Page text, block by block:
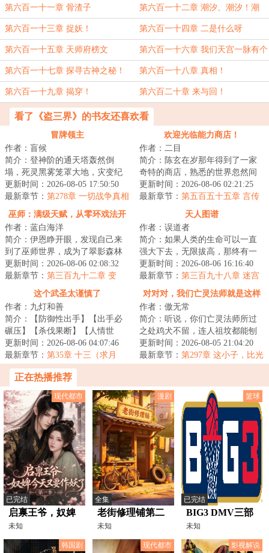
第六百一十一章 骨渣子 第六百一十二章 潮汐、潮汐！潮
汐！！！
第六百一十三章 捉妖！ 第六百一十四章 二是什么呀
第六百一十五章 天师府榜文 第六百一十六章 我们天宫一脉有个
传统
第六百一十七章 探寻古神之秘！ 第六百一十八章 真相！
第六百一十九章 揭穿！ 第六百二十章 来与回！
看了《盗三界》的书友还喜欢看
冒牌领主
作者：盲候
简介：登神阶的通天塔轰然倒
塌，死灵黑雾笼罩大地，灾变纪
元降临。文明的薪火在高墙城池
中重燃，人们猎杀...
更新时间：2026-08-05 17:50:50
最新章节： 第278章 一切战争真相
欢迎光临能力商店！
作者：二目
简介：陈玄在岁那年得到了一家
奇特的商店，熟悉的世界忽然间
变得截然不同……修仙人士，历
史名人，未来叛...
更新时间：2026-08-06 02:21:25
最新章节： 第五百五十五章 言传
巫师：满级天赋，从零环戏法开
始
作者：蓝白海洋
简介：伊恩睁开眼，发现自己来
到了巫师世界，成为了翠影森林
的一个巫师学徒。起初，天赋平
平的伊恩只想当...
更新时间：2026-08-06 02:08:32
最新章节： 第三百九十二章 变
化，风幕水壁，你死我活的‘战
争’，半年后！
天人图谱
作者：误道者
简介：如果人类的生命可以一直
强大下去，无限拔高，那终有一
日能与天相接！...
更新时间：2026-08-06 16:16:40
最新章节： 第三百九十八章 迷宫
引长灯
这个武圣太谨慎了
作者：九灯和善
简介：【防御性出手】【出手必
碾压】【杀伐果断】【人情世
故】“我真不惹事，只是防御性先
下手为强。”穿...
更新时间：2026-08-06 04:07:46
最新章节： 第35章 十三（求月
票）
对对对，我们亡灵法师就是这样
作者：傲无常
简介：听说，你们亡灵法师所过
之处鸡犬不留，连人祖坟都能刨
个精光？对对对，你说的都对，
我们亡灵法师就...
更新时间：2026-08-05 21:04:20
最新章节： 第297章 这小子，比光
正在热播推荐
现代都市
已完结
启禀王爷，奴婢
今天又要作妖了
第一季
未知
漫剧
全集
老街修理铺第二
部
未知
篮球
已完结
BIG3 DMV三部
曲VS芝加哥三雄
20260803
未知
韩国剧 现代都市 影视解说